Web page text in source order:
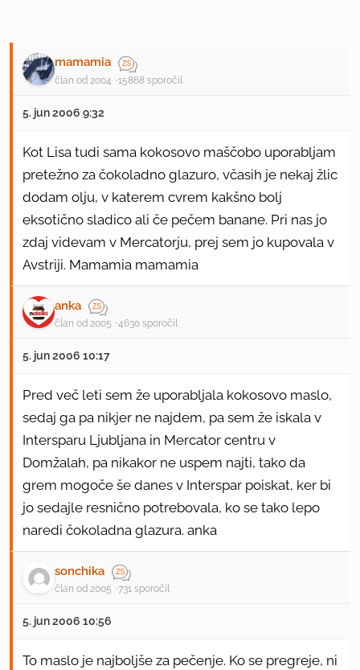
mamamia
član od 2004 15868 sporočil
5. jun 2006 9:32
Kot Lisa tudi sama kokosovo maščobo uporabljam
pretežno za čokoladno glazuro, včasih je nekaj žlic
dodam olju, v katerem cvrem kakšno bolj
eksotično sladico ali če pečem banane. Pri nas jo
zdaj videvam v Mercatorju, prej sem jo kupovala v
Avstriji. Mamamia mamamia
anka
član od 2005 4630 sporočil
5. jun 2006 10:17
Pred več leti sem že uporabljala kokosovo maslo,
sedaj ga pa nikjer ne najdem, pa sem že iskala v
Intersparu Ljubljana in Mercator centru v
Domžalah, pa nikakor ne uspem najti, tako da
grem mogoče še danes v Interspar poiskat, ker bi
jo sedajle resnično potrebovala, ko se tako lepo
naredi čokoladna glazura. anka
sonchika
član od 2005 731 sporočil
5. jun 2006 10:56
To maslo je najboljše za pečenje. Ko se pregreje, ni